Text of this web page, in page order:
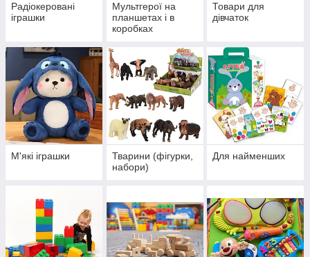
Радіокеровані
іграшки
Мультгерої на
планшетах і в
коробках
Товари для
дівчаток
М'які іграшки
Тварини (фігурки,
набори)
Для найменших